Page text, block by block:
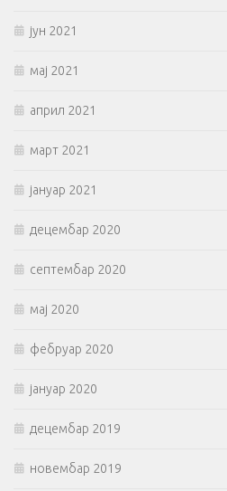
јун 2021
мај 2021
април 2021
март 2021
јануар 2021
децембар 2020
септембар 2020
мај 2020
фебруар 2020
јануар 2020
децембар 2019
новембар 2019